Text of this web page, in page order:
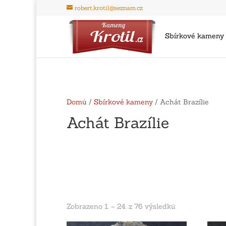
robert.krotil@seznam.cz
Sbírkové kameny
Domů / Sbírkové kameny / Achát Brazílie
Achát Brazílie
Zobrazeno 1. – 24. z 76 výsledků